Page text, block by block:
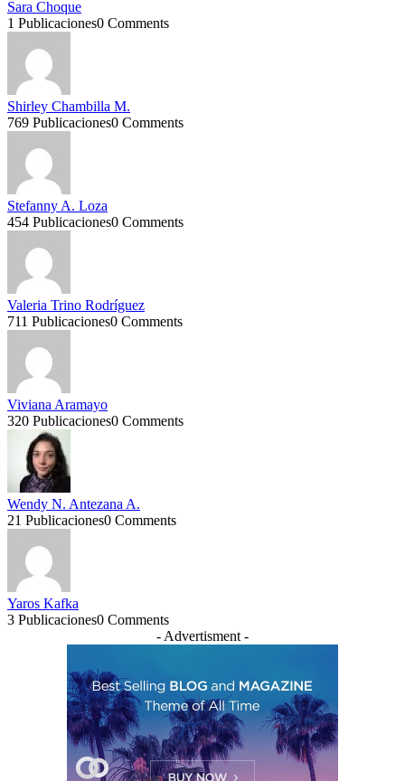
Sara Choque
1 Publicaciones0 Comments
Shirley Chambilla M.
769 Publicaciones0 Comments
Stefanny A. Loza
454 Publicaciones0 Comments
Valeria Trino Rodríguez
711 Publicaciones0 Comments
Viviana Aramayo
320 Publicaciones0 Comments
Wendy N. Antezana A.
21 Publicaciones0 Comments
Yaros Kafka
3 Publicaciones0 Comments
- Advertisment -